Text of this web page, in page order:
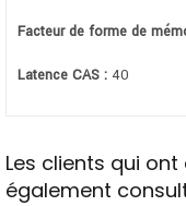
Facteur de forme de
Latence CAS : 40
Les clients qui
également